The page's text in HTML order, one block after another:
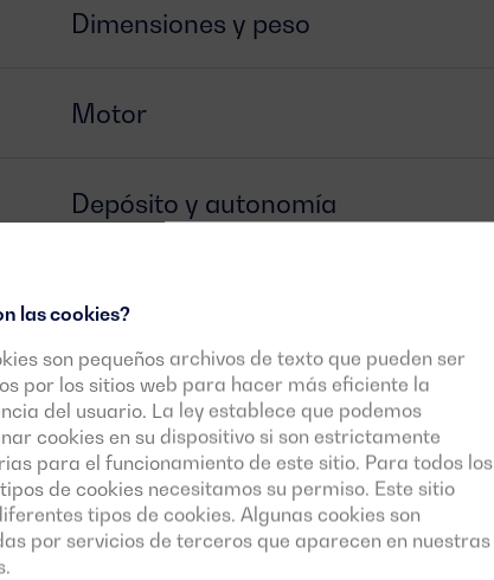
las cookies?
son pequeños archivos de texto que pueden ser
por los sitios web para hacer más eficiente la
del usuario. La ley establece que podemos
cookies en su dispositivo si son estrictamente
para el funcionamiento de este sitio. Para todos los
de cookies necesitamos su permiso. Este sitio
tipos de cookies. Algunas cookies son
por servicios de terceros que aparecen en nuestras
Dimensiones y peso
Motor
Depósito y autonomía
Interruptor
Centralita